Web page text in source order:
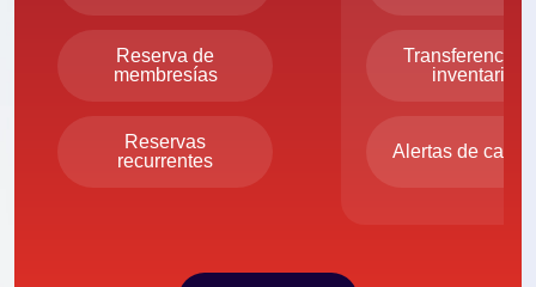
Reserva de
membresías
Reservas
recurrentes
Transferencia
inventario
Alertas de